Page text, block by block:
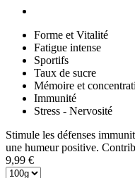
Forme et Vitalité
Fatigue intense
Sportifs
Taux de sucre
Mémoire et
Immunité
Stress - Nervosité
Stimule les défenses
une humeur positive.
9,99 €